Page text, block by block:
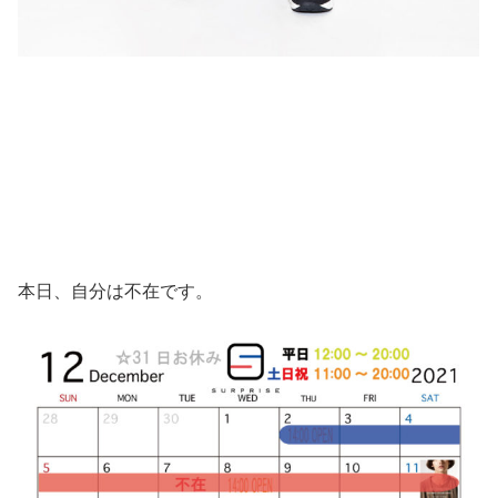
本日、自分は不在です。